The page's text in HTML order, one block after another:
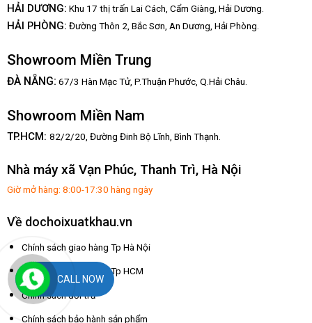
HẢI DƯƠNG: Khu 17 thị trấn Lai Cách, Cẩm Giàng, Hải Dương.
HẢI PHÒNG: Đường Thôn 2, Bắc Sơn, An Dương, Hải Phòng.
Showroom Miền Trung
ĐÀ NẴNG: 67/3 Hàn Mạc Tử, P.Thuận Phước, Q.Hải Châu.
Showroom Miền Nam
TP.HCM: 82/2/20, Đường Đinh Bộ Lĩnh, Bình Thạnh.
Nhà máy xã Vạn Phúc, Thanh Trì, Hà Nội
Giờ mở hàng: 8:00-17:30 hàng ngày
Về dochoixuatkhau.vn
Chính sách giao hàng Tp Hà Nội
Chính sách giao hàng Tp HCM
Chính sách đổi trả
Chính sách bảo hành sản phẩm
CALL NOW